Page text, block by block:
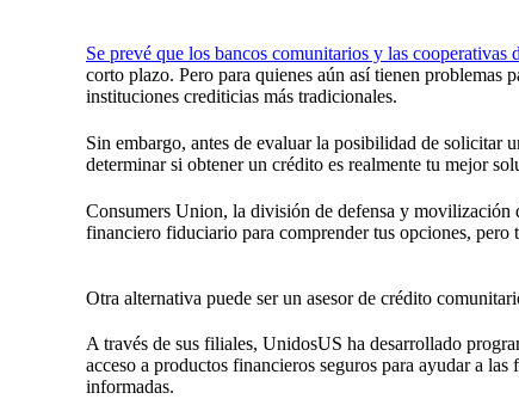
Se prevé que los bancos comunitarios y las cooperativas
corto plazo. Pero para quienes aún así tienen problemas
instituciones crediticias más tradicionales.
Sin embargo, antes de evaluar la posibilidad de solicitar
determinar si obtener un crédito es realmente tu mejor
Consumers Union, la división de defensa y
financiero fiduciario para comprender tus opciones, pero
Otra alternativa puede ser un asesor de crédito
A través de sus filiales, UnidosUS ha desarrollado
acceso a productos financieros seguros para ayudar a
informadas.